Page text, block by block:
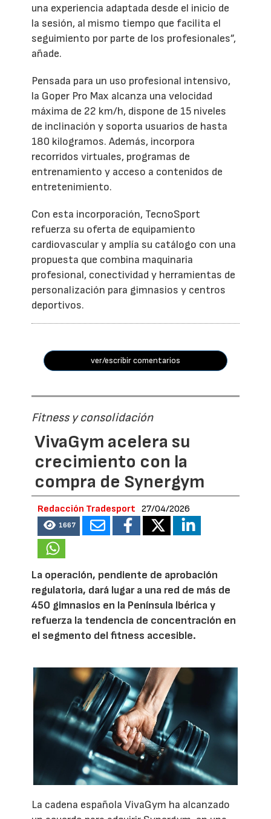
una experiencia adaptada desde el inicio de
la sesión, al mismo tiempo que facilita el
seguimiento por parte de los profesionales”,
añade.
Pensada para un uso profesional intensivo,
la Goper Pro Max alcanza una velocidad
máxima de 22 km/h, dispone de 15 niveles
de inclinación y soporta usuarios de hasta
180 kilogramos. Además, incorpora
recorridos virtuales, programas de
entrenamiento y acceso a contenidos de
entretenimiento.
Con esta incorporación, TecnoSport
refuerza su oferta de equipamiento
cardiovascular y amplía su catálogo con una
propuesta que combina maquinaria
profesional, conectividad y herramientas de
personalización para gimnasios y centros
deportivos.
ver/escribir comentarios
Fitness y consolidación
VivaGym acelera su
crecimiento con la
compra de Synergym
Redacción Tradesport 27/04/2026
1667
La operación, pendiente de aprobación
regulatoria, dará lugar a una red de más de
450 gimnasios en la Península Ibérica y
refuerza la tendencia de concentración en
el segmento del fitness accesible.
La cadena española VivaGym ha alcanzado